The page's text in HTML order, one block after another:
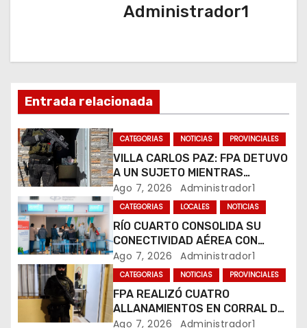
c
i
ó
n
d
e
e
n
t
Administrador1
Entrada relacionada
CATEGORIAS NOTICIAS PROVINCIALES
VILLA CARLOS PAZ: FPA DETUVO
A UN SUJETO MIENTRAS
COMERCIALIZABA COCAÍNA Y
MARIHUANA EN UNA PLAZA
Ago 7, 2026 Administrador1
CATEGORIAS LOCALES NOTICIAS
RÍO CUARTO CONSOLIDA SU
CONECTIVIDAD AÉREA CON
CUATRO VUELOS SEMANALES A
BUENOS AIRES
Ago 7, 2026 Administrador1
CATEGORIAS NOTICIAS PROVINCIALES
FPA REALIZÓ CUATRO
ALLANAMIENTOS EN CORRAL DE
BUSTOS-IFFLINGER
Ago 7, 2026 Administrador1